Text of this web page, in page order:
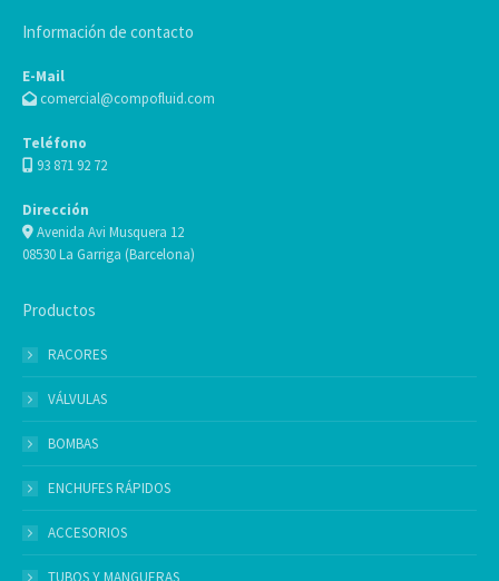
Información de contacto
E-Mail
comercial@compofluid.com
Teléfono
93 871 92 72
Dirección
Avenida Avi Musquera 12
08530 La Garriga (Barcelona)
Productos
RACORES
VÁLVULAS
BOMBAS
ENCHUFES RÁPIDOS
ACCESORIOS
TUBOS Y MANGUERAS